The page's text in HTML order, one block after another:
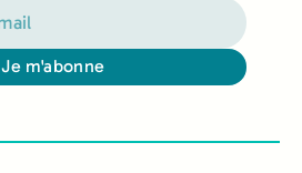
Je m'abonne